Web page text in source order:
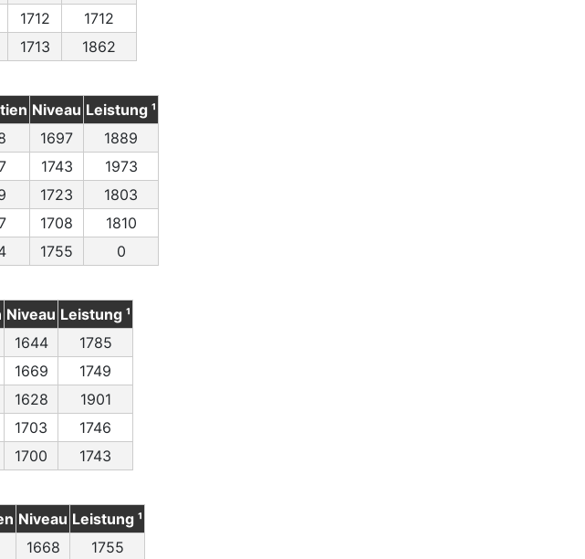
1712
1712
1713 1862
Niveau Leistung ¹
1697
1889
1743
1973
1723
1803
1708
1810
1755 0
Niveau Leistung ¹
1644
1785
1669
1749
1628
1901
1703
1746
1700 1743
Niveau Leistung ¹
1668
1755